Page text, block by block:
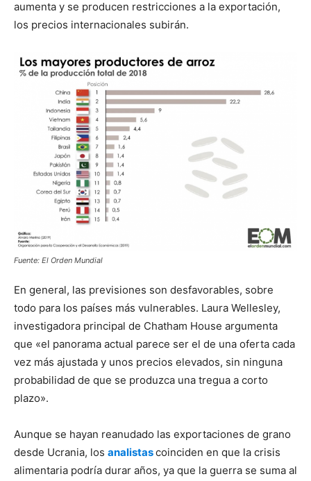
— Eduardo Saldaña (@EduardoSaldania)
aumenta y se producen restricciones a la exportación,
los precios internacionales subirán.
Fuente: El Orden Mundial
En general, las previsiones son desfavorables, sobre
todo para los países más vulnerables. Laura Wellesley,
investigadora principal de Chatham House argumenta
que «el panorama actual parece ser el de una oferta cada
vez más ajustada y unos precios elevados, sin ninguna
probabilidad de que se produzca una tregua a corto
plazo».
Aunque se hayan reanudado las exportaciones de grano
desde Ucrania, los analistascoinciden en que la crisis
alimentaria podría durar años, ya que la guerra se suma al